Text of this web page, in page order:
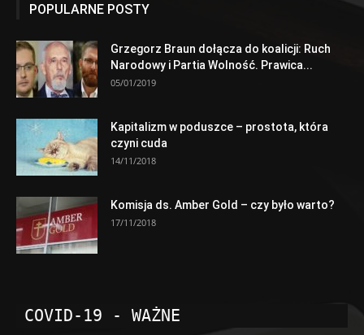
POPULARNE POSTY
Grzegorz Braun dołącza do koalicji: Ruch
Narodowy i Partia Wolność. Prawica...
05/01/2019
Kapitalizm w poduszce – prostota, która
czyni cuda
14/11/2018
Komisja ds. Amber Gold – czy było warto?
17/11/2018
COVID-19 - WAŻNE